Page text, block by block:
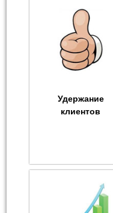
Удержание
клиентов